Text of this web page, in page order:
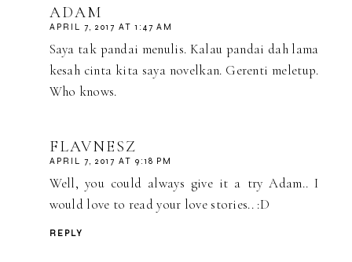
ADAM
APRIL 7, 2017 AT 1:47 AM
Saya tak pandai menulis. Kalau pandai dah lama
kesah cinta kita saya novelkan. Gerenti meletup.
Who knows.
FLAVNESZ
APRIL 7, 2017 AT 9:18 PM
Well, you could always give it a try Adam.. I
would love to read your love stories.. :D
REPLY